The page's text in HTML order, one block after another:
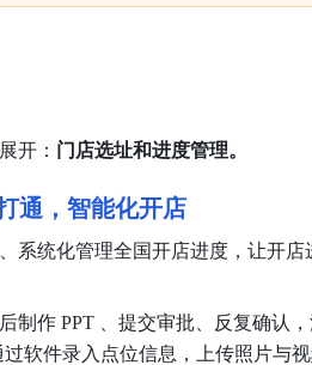
开： 门店选址和进度管理。
通，智能化开店
系统化管理全国开店进度，让开
作 PPT 、提交审批、反复确认
软件录入点位信息，上传照片与